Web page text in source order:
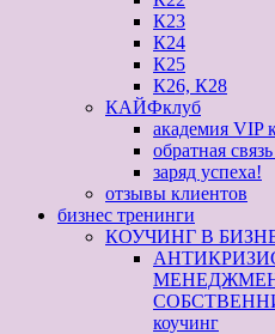
К23
К24
К25
К26, К28
КАЙФклуб
академия VIP
обратная
заряд успеха!
отзывы клиентов
бизнес тренинги
КОУЧИНГ В
коучинг